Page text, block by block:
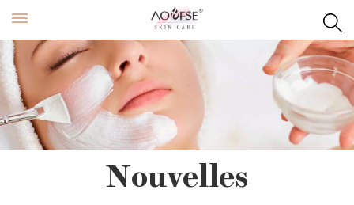
Nouvelles